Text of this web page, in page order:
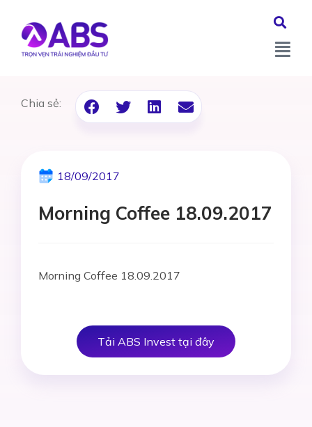
Chia sẻ:
18/09/2017
Morning Coffee 18.09.2017
Morning Coffee 18.09.2017
Tải ABS Invest tại đây